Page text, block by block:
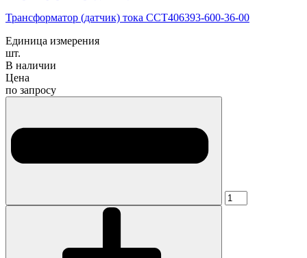
Трансформатор (датчик) тока CCT406393-600-36-00
Единица измерения
шт.
В наличии
Цена
по запросу